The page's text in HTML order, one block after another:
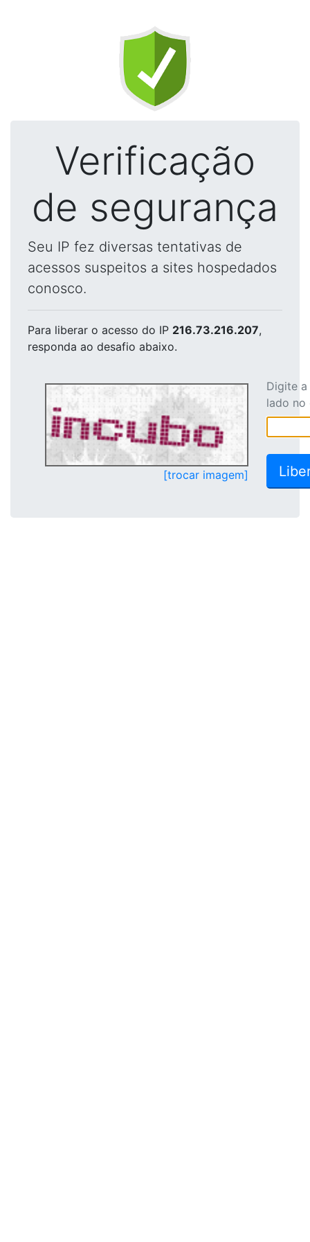
Verificação
de segurança
Seu IP fez diversas tentativas de
acessos suspeitos a sites hospedados
conosco.
Para liberar o acesso do IP 216.73.216.207,
responda ao desafio abaixo.
[trocar imagem]
Digite
lado no